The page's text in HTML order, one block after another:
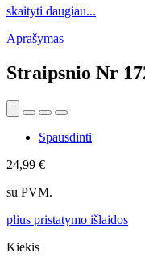
skaityti daugiau...
Aprašymas
Straipsnio Nr
Spausdinti
24,99 €
su PVM.
plius pristatymo išlaidos
Kiekis